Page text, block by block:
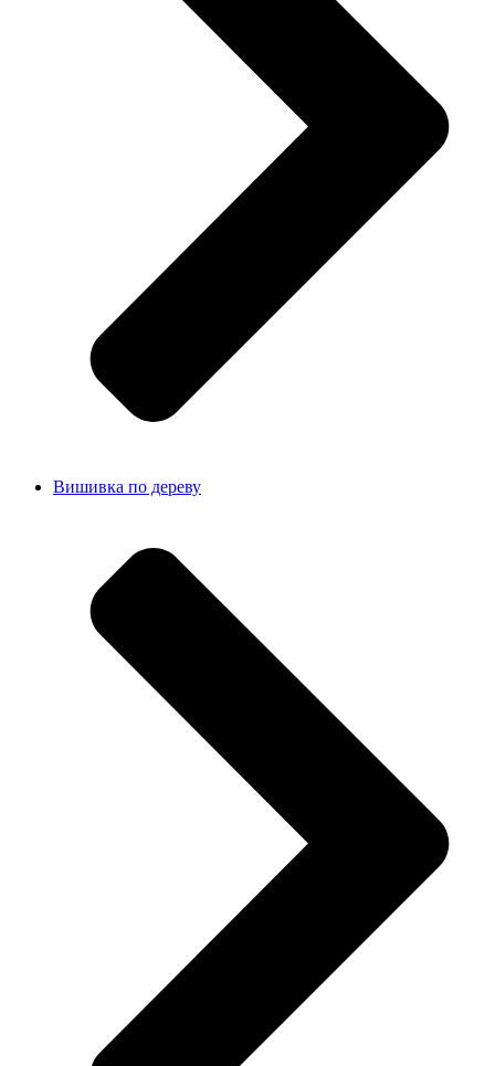
Вишивка по дереву